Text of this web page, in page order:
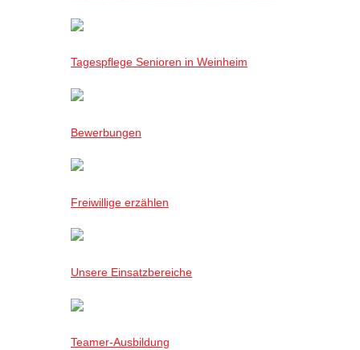
Tagespflege Senioren in Weinheim
Bewerbungen
Freiwillige erzählen
Unsere Einsatzbereiche
Teamer-Ausbildung